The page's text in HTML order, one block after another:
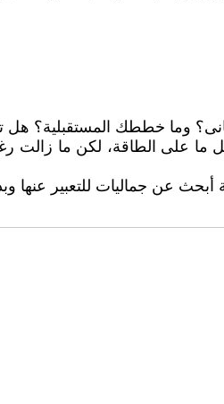
وما خططك المستقبلية؟ هل
على الطاقة، لكن ما زالت
عن جماليات للتعبير